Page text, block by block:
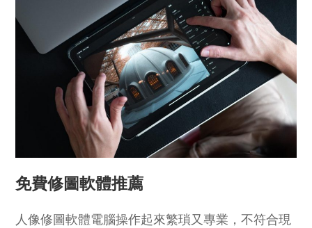
免費修圖軟體推薦
人像修圖軟體電腦操作起來繁瑣又專業，不符合現